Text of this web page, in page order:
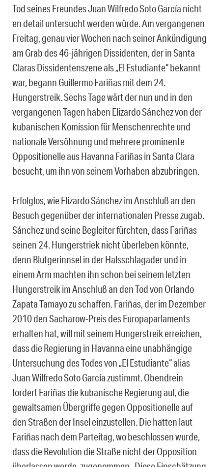
Tod seines Freundes Juan Wilfredo Soto García nicht
en detail untersucht werden würde. Am vergangenen
Freitag, genau vier Wochen nach seiner Ankündigung
am Grab des 46-jährigen Dissidenten, der in Santa
Claras Dissidentenszene als „El Estudiante“ bekannt
war, begann Guillermo Fariñas mit dem 24.
Hungerstreik. Sechs Tage wärt der nun und in den
vergangenen Tagen haben Elizardo Sánchez von der
kubanischen Komission für Menschenrechte und
nationale Versöhnung und mehrere prominente
Oppositionelle aus Havanna Fariñas in Santa Clara
besucht, um ihn von seinem Vorhaben abzubringen.
Erfolglos, wie Elizardo Sánchez im Anschluß an den
Besuch gegenüber der internationalen Presse zugab.
Sánchez und seine Begleiter fürchten, dass Fariñas
seinen 24. Hungerstriek nicht überleben könnte,
denn Blutgerinnsel in der Halsschlagader und in
einem Arm machten ihn schon bei seinem letzten
Hungerstreik im Anschluß an den Tod von Orlando
Zapata Tamayo zu schaffen. Fariñas, der im Dezember
2010 den Sacharow-Preis des Europaparlaments
erhalten hat, will mit seinem Hungerstreik erreichen,
dass die Regierung in Havanna eine unabhängige
Untersuchung des Todes von „El Estudiante“ alias
Juan Wilfredo Soto García zustimmt. Obendrein
fordert Fariñas die kubanische Regierung auf, die
gewaltsamen Übergriffe gegen Oppositionelle auf
den Straßen der Insel einzustellen. Die hatten laut
Fariñas nach dem Parteitag, wo beschlossen wurde,
dass die Revolution die Straße nicht der Opposition